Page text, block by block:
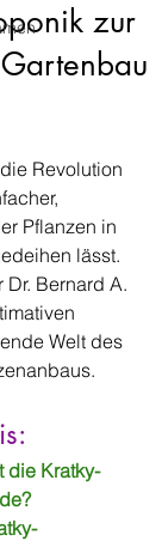
zur
Revolution
Pflanzen in
lässt.
Bernard A.
Welt des
die Kratky-